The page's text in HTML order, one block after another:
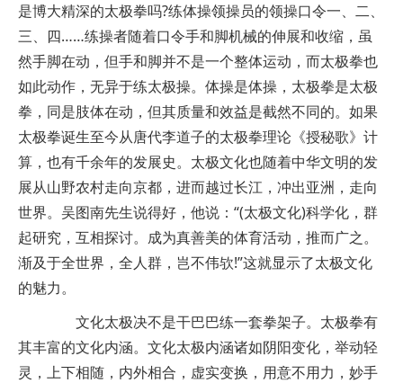
是博大精深的太极拳吗?练体操领操员的领操口令一、二、
三、四……练操者随着口令手和脚机械的伸展和收缩，虽
然手脚在动，但手和脚并不是一个整体运动，而太极拳也
如此动作，无异于练太极操。体操是体操，太极拳是太极
拳，同是肢体在动，但其质量和效益是截然不同的。如果
太极拳诞生至今从唐代李道子的太极拳理论《授秘歌》计
算，也有千余年的发展史。太极文化也随着中华文明的发
展从山野农村走向京都，进而越过长江，冲出亚洲，走向
世界。吴图南先生说得好，他说：“(太极文化)科学化，群
起研究，互相探讨。成为真善美的体育活动，推而广之。
渐及于全世界，全人群，岂不伟欤!”这就显示了太极文化
的魅力。
文化太极决不是干巴巴练一套拳架子。太极拳有
其丰富的文化内涵。文化太极内涵诸如阴阳变化，举动轻
灵，上下相随，内外相合，虚实变换，用意不用力，妙手